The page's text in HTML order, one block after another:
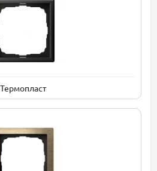
Термопласт